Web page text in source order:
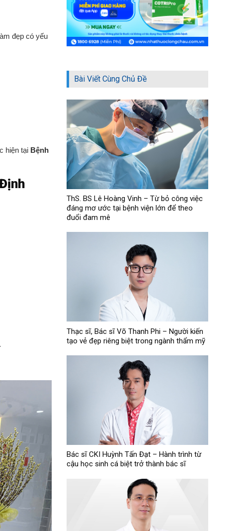
đẹp có yếu
hiện tại Bệnh
Bài Viết Cùng Chủ Đề
ThS. BS Lê Hoàng Vinh – Từ bỏ công việc
đáng mơ ước tại bệnh viện lớn để theo
đuổi đam mê
Thạc sĩ, Bác sĩ Võ Thanh Phi – Người kiến
tạo vẻ đẹp riêng biệt trong ngành thẩm mỹ
Bác sĩ CKI Huỳnh Tấn Đạt – Hành trình từ
cậu học sinh cá biệt trở thành bác sĩ